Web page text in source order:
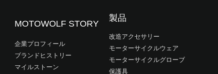
MOTOWOLF STORY
企業プロフィール
ブランドヒストリー
マイルストーン
製品
改造アクセサリー
モーターサイクルウェア
モーターサイクルグローブ
保護具